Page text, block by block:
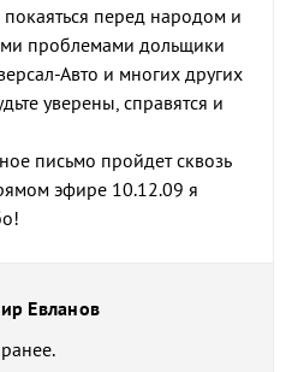
перед народом и
проблемами дольщики
Авто и многих других
уверены, справятся и
письмо пройдет сквозь
эфире 10.12.09 я
Евланов